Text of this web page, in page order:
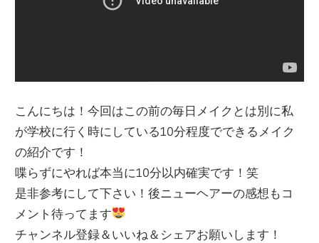
こんにちは！今回はこの前の毎日メイクとは別に私
が学校に行く時にしている10分程度でできるメイク
の紹介です！
喋らずにやれば本当に10分以内確実です！笑
是非参考にして下さい！後ニューヘアーの感想もコ
メント待ってます
チャンネル登録＆いいね＆シェアお願いします！